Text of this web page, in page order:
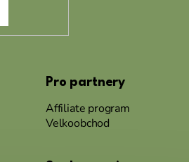
Pro partnery
Affiliate program
Velkoobchod